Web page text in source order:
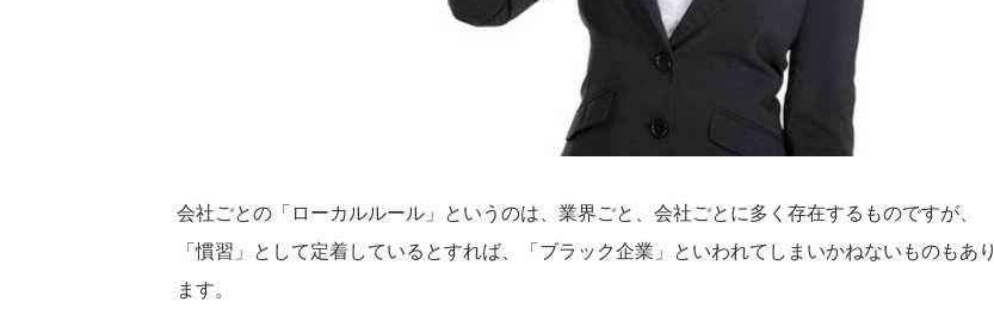
会社ごとの「ローカルルール」というのは、業界ごと、会社ごとに多く存在するものですが、
「慣習」として定着しているとすれば、「ブラック企業」といわれてしまいかねないものもあり
ます。